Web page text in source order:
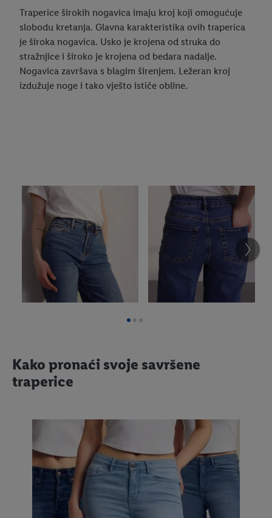
Traperice širokih nogavica imaju kroj koji omogućuje
slobodu kretanja. Glavna karakteristika ovih traperica
je široka nogavica. Usko je krojena od struka do
stražnjice i široko je krojena od bedara nadalje.
Nogavica završava s blagim širenjem. Ležeran kroj
izdužuje noge i tako vješto ističe obline.
Kako pronaći svoje savršene
traperice